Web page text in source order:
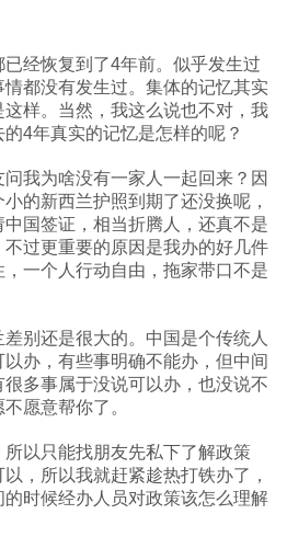
经恢复到了4年前。似乎发生过
都没有发生过。集体的记忆其实
样。当然，我这么说也不对，我
4年真实的记忆是怎样的呢？
我为啥没有一家人一起回来？因
的新西兰护照到期了还没换呢，
国签证，相当折腾人，还真不是
过更重要的原因是我办的好几件
一个人行动自由，拖家带口不是
别还是很大的。中国是个传统人
办，有些事明确不能办，但中间
多事属于没说可以办，也没说不
愿意帮你了。
以只能找朋友先私下了解政策
，所以我就赶紧趁热打铁办了，
时候经办人员对政策该怎么理解